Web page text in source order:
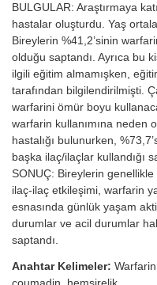
BULGULAR: Araştırmaya
hastalar oluşturdu. Yaş
Bireylerin %41,2’sinin
olduğu saptandı. Ayrıca bu
ilgili eğitim almamışken,
tarafından bilgilendirilmişti.
warfarini ömür boyu
warfarin kullanımına neden
hastalığı bulunurken,
başka ilaç/ilaçlar kullandığı
SONUÇ: Bireylerin
ilaç-ilaç etkileşimi, warfarin
esnasında günlük yaşam
durumlar ve acil durumlar
saptandı.
Anahtar Kelimeler: